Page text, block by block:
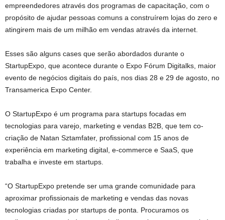
empreendedores através dos programas de capacitação, com o
propósito de ajudar pessoas comuns a construírem lojas do zero e
atingirem mais de um milhão em vendas através da internet.
Esses são alguns cases que serão abordados durante o
StartupExpo, que acontece durante o Expo Fórum Digitalks, maior
evento de negócios digitais do país, nos dias 28 e 29 de agosto, no
Transamerica Expo Center.
O StartupExpo é um programa para startups focadas em
tecnologias para varejo, marketing e vendas B2B, que tem co-
criação de Natan Sztamfater, profissional com 15 anos de
experiência em marketing digital, e-commerce e SaaS, que
trabalha e investe em startups.
“O StartupExpo pretende ser uma grande comunidade para
aproximar profissionais de marketing e vendas das novas
tecnologias criadas por startups de ponta. Procuramos os